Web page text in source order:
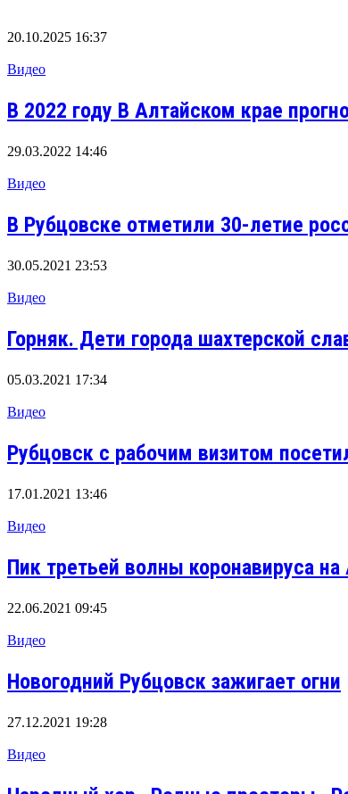
20.10.2025 16:37
Видео
В 2022 году В Алтайском крае
29.03.2022 14:46
Видео
В Рубцовске отметили 30-летие
30.05.2021 23:53
Видео
Горняк. Дети города шахтерской
05.03.2021 17:34
Видео
Рубцовск с рабочим визитом
17.01.2021 13:46
Видео
Пик третьей волны коронавируса
22.06.2021 09:45
Видео
Новогодний Рубцовск зажигает огни
27.12.2021 19:28
Видео